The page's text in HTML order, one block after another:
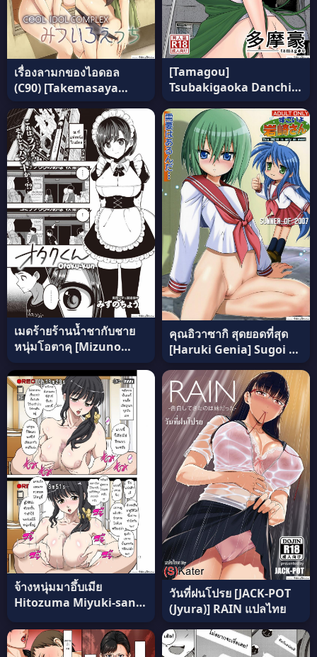
เรื่องลามกของไอดอล
(C90) [Takemasaya
(Takemasa Takeshi)]
COOL IDOL COMPLEX
[Tamagou]
Tsubakigaoka Danchi
no Kanrinin ภาค 1 แปล
ไทย
เมดร้ายร้านน้ำชากับชาย
หนุ่มโอตาคุ [Mizuno
Cho] Otaku-kun แปล
ไทย
คุณอิวาซากิ สุดยอดที่สุด
[Haruki Genia] Sugoi Yo
Iwasaki-San แปลไทย
จ้างหนุ่มมาอึ้บเมีย
Hitozuma Miyuki-san
Mainichi Tanetsuke Sex
ภาค 2 [DOZA Village
วันที่ฝนโปรย [JACK-POT
(Jyura)] RAIN แปลไทย